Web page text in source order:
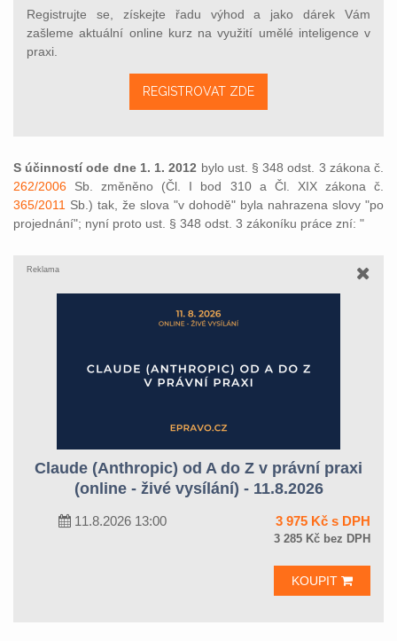
Registrujte se, získejte řadu výhod a jako dárek Vám
zašleme aktuální online kurz na využití umělé inteligence v
praxi.
REGISTROVAT ZDE
S účinností ode dne 1. 1. 2012 bylo ust. § 348 odst. 3 zákona č.
262/2006 Sb. změněno (Čl. I bod 310 a Čl. XIX zákona č.
365/2011 Sb.) tak, že slova "v dohodě" byla nahrazena slovy "po
projednání"; nyní proto ust. § 348 odst. 3 zákoníku práce zní: "
Reklama
Claude (Anthropic) od A do Z v právní praxi
(online - živé vysílání) - 11.8.2026
11.8.2026 13:00 3 975 Kč s DPH
3 285 Kč bez DPH
KOUPIT